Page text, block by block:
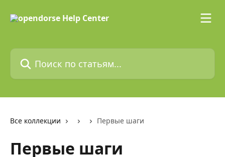
Поиск по статьям...
Все коллекции Первые шаги
Первые шаги